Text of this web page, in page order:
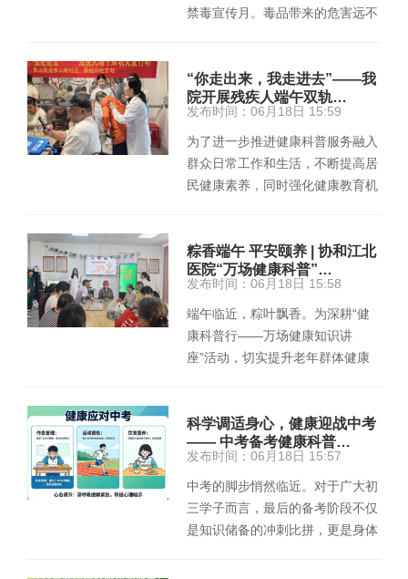
禁毒宣传月。毒品带来的危害远不
“你走出来，我走进去”——我
院开展残疾人端午双轨…
发布时间：06月18日 15:59
为了进一步推进健康科普服务融入
群众日常工作和生活，不断提高居
民健康素养，同时强化健康教育机
粽香端午 平安颐养 | 协和江北
医院“万场健康科普”…
发布时间：06月18日 15:58
端午临近，粽叶飘香。为深耕“健
康科普行——万场健康知识讲
座”活动，切实提升老年群体健康
科学调适身心，健康迎战中考
—— 中考备考健康科普…
发布时间：06月18日 15:57
中考的脚步悄然临近。对于广大初
三学子而言，最后的备考阶段不仅
是知识储备的冲刺比拼，更是身体